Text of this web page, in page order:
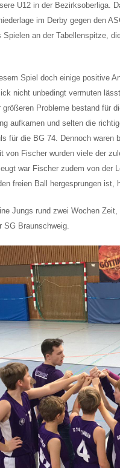
U12 in der Bezirksoberliga.
im Derby gegen den
an der Tabellenspitze,
Spiel doch einige positive
nicht unbedingt vermuten
Probleme bestand für
aufkamen und selten die
für die BG 74. Dennoch waren
von Fischer wurden viele der
war Fischer zudem von der
freien Ball hergesprungen
Jungs rund zwei Wochen
SG Braunschweig.